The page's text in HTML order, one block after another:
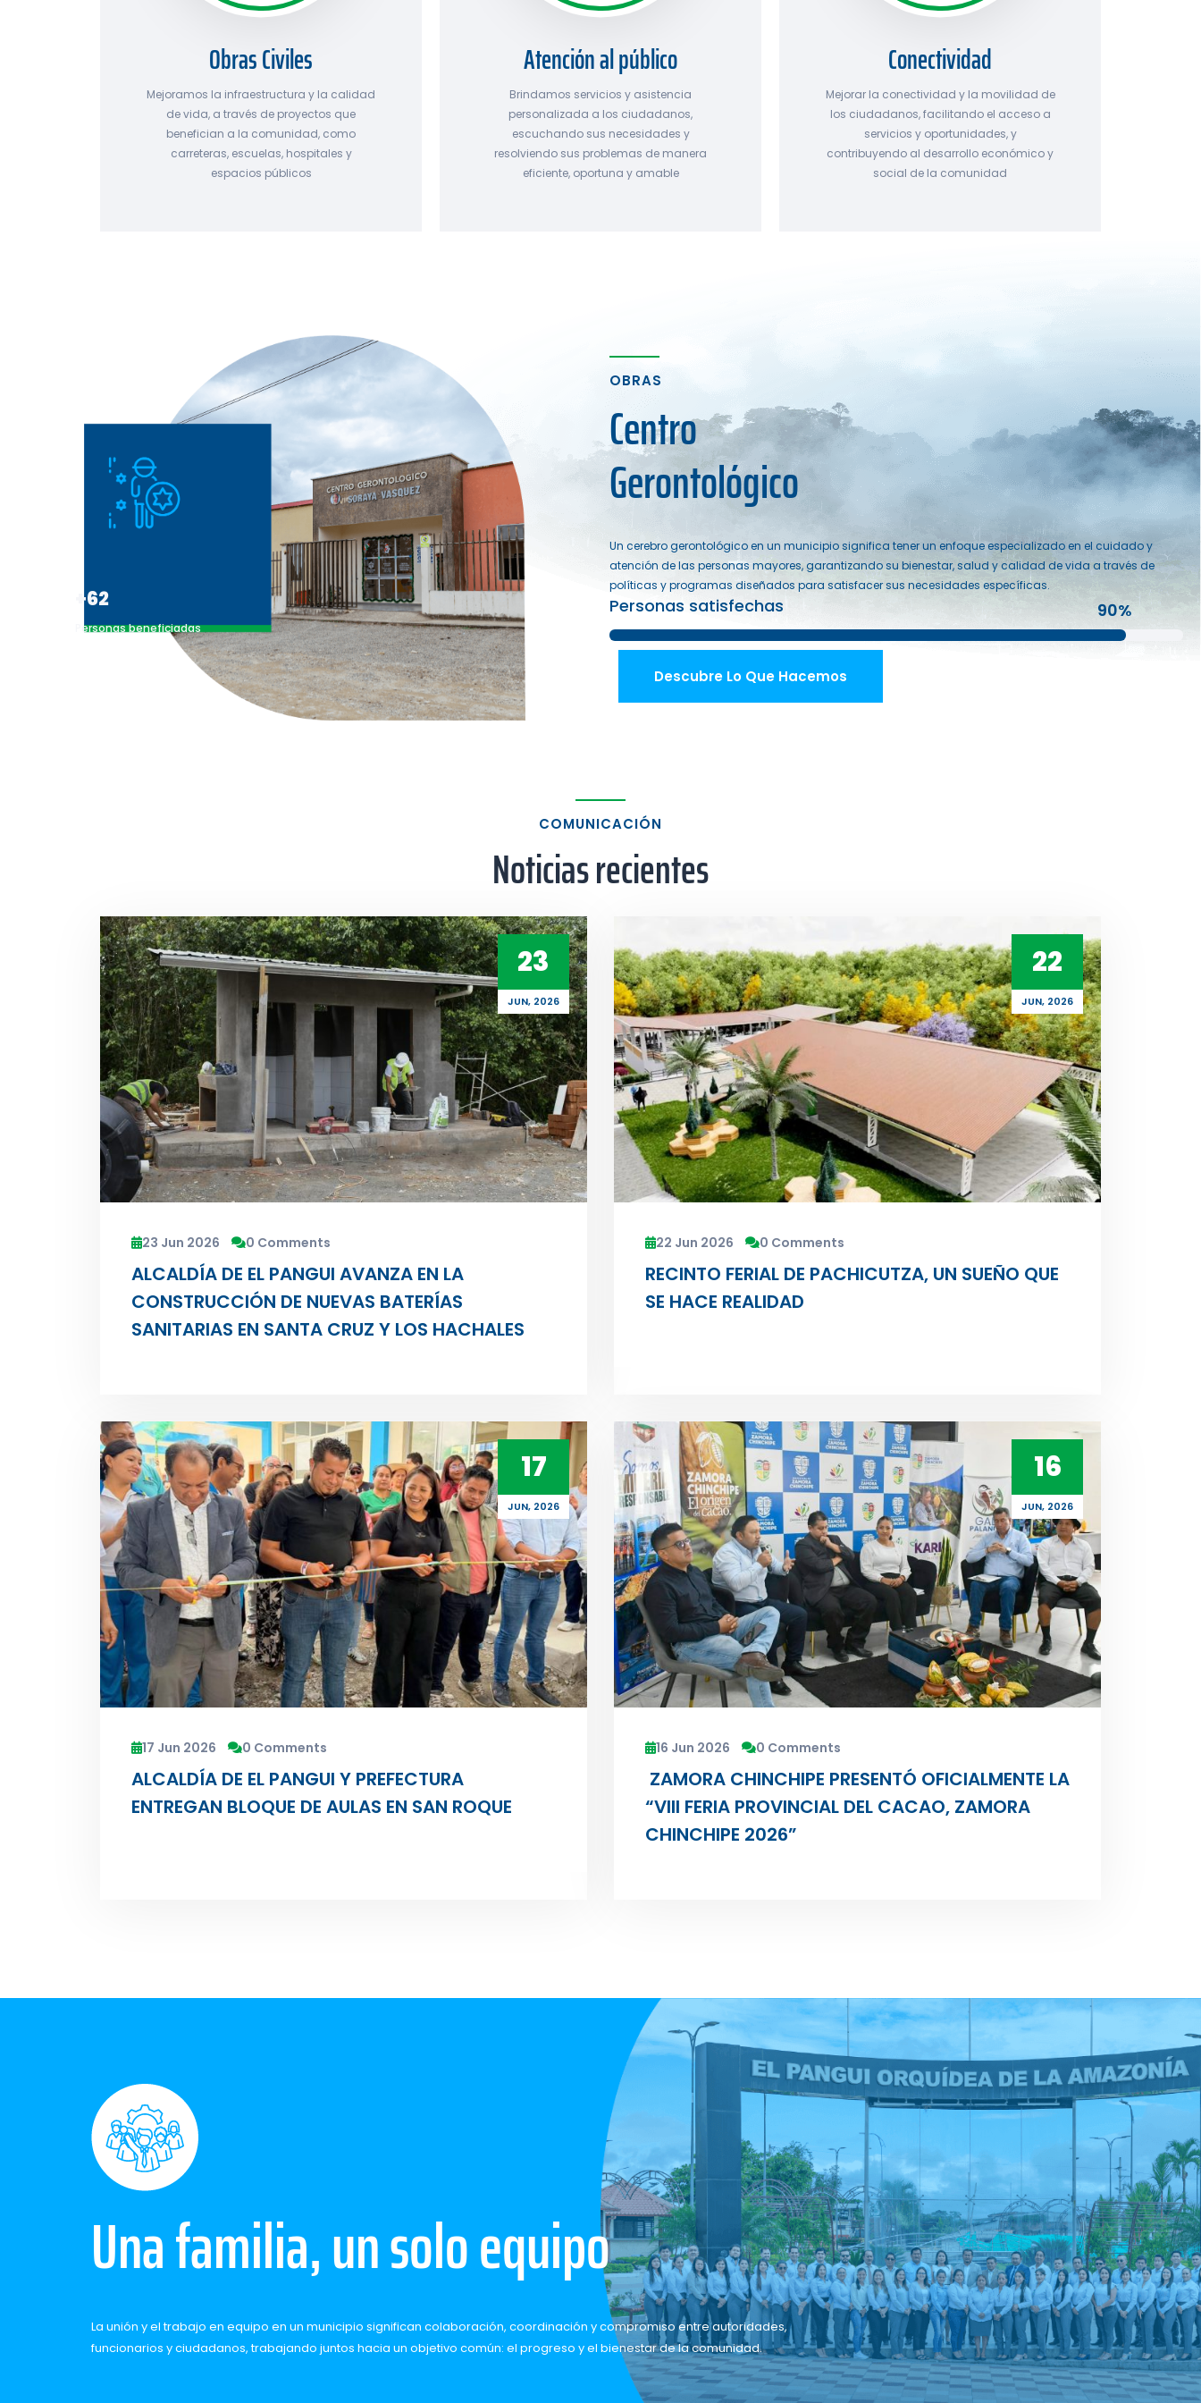
Obras Civiles
Mejoramos la infraestructura y la calidad
de vida, a través de proyectos que
benefician a la comunidad, como
carreteras, escuelas, hospitales y
espacios públicos
Atención al público
Brindamos servicios y asistencia
personalizada a los ciudadanos,
escuchando sus necesidades y
resolviendo sus problemas de manera
eficiente, oportuna y amable
Conectividad
Mejorar la conectividad y la movilidad de
los ciudadanos, facilitando el acceso a
servicios y oportunidades, y
contribuyendo al desarrollo económico y
social de la comunidad
+62
Personas beneficiadas
OBRAS
Centro
Gerontológico
Un cerebro gerontológico en un municipio significa tener un enfoque especializado en el cuidado y
atención de las personas mayores, garantizando su bienestar, salud y calidad de vida a través de
políticas y programas diseñados para satisfacer sus necesidades específicas.
Personas satisfechas 90%
Descubre Lo Que Hacemos
COMUNICACIÓN
Noticias recientes
23
JUN, 2026
23 Jun 2026 0 Comments
ALCALDÍA DE EL PANGUI AVANZA EN LA
CONSTRUCCIÓN DE NUEVAS BATERÍAS
SANITARIAS EN SANTA CRUZ Y LOS HACHALES
22
JUN, 2026
22 Jun 2026 0 Comments
RECINTO FERIAL DE PACHICUTZA, UN SUEÑO QUE
SE HACE REALIDAD
17
JUN, 2026
17 Jun 2026 0 Comments
ALCALDÍA DE EL PANGUI Y PREFECTURA
ENTREGAN BLOQUE DE AULAS EN SAN ROQUE
16
JUN, 2026
16 Jun 2026 0 Comments
ZAMORA CHINCHIPE PRESENTÓ OFICIALMENTE LA
“VIII FERIA PROVINCIAL DEL CACAO, ZAMORA
CHINCHIPE 2026”
Una familia, un solo equipo
La unión y el trabajo en equipo en un municipio significan colaboración, coordinación y compromiso entre autoridades,
funcionarios y ciudadanos, trabajando juntos hacia un objetivo común: el progreso y el bienestar de la comunidad.